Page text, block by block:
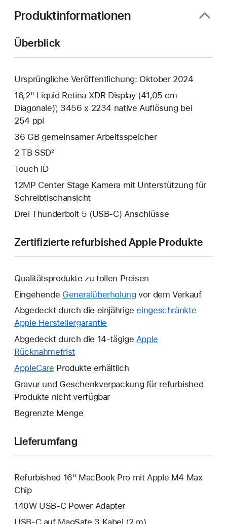
Produktinformationen
Überblick
Ursprüngliche Veröffentlichung: Oktober 2024
16,2" Liquid Retina XDR Display (41,05 cm
Diagonale)¹, 3456 x 2234 native Auflösung bei
254 ppi
36 GB gemeinsamer Arbeits­speicher
2 TB SSD²
Touch ID
12MP Center Stage Kamera mit Unterstützung für
Schreibtischansicht
Drei Thunderbolt 5 (USB‑C) Anschlüsse
Zertifizierte refurbished Apple Produkte
Qualitätsprodukte zu tollen Preisen
Eingehende Generalüberholung vor dem Verkauf
Abgedeckt durch die einjährige eingeschränkte
Apple Herstellergarantie
neues
geöffnet.
Abgedeckt durch die 14-tägige Apple
RücknahmefristEin
neues
wird
geöffnet.
AppleCare Ein
neues
Fenster
geöffnet.
Produkte erhältlich
Gravur und Geschenkverpackung für refurbished
Produkte nicht verfügbar
Begrenzte Menge
Lieferumfang
Refurbished 16" MacBook Pro mit Apple M4 Max
Chip
140W USB‑C Power Adapter